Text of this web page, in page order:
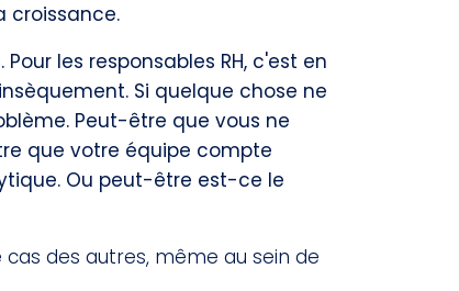
croissance.
les responsables RH, c'est en
Si quelque chose ne
Peut-être que vous ne
que votre équipe compte
Ou peut-être est-ce le
des autres, même au sein de